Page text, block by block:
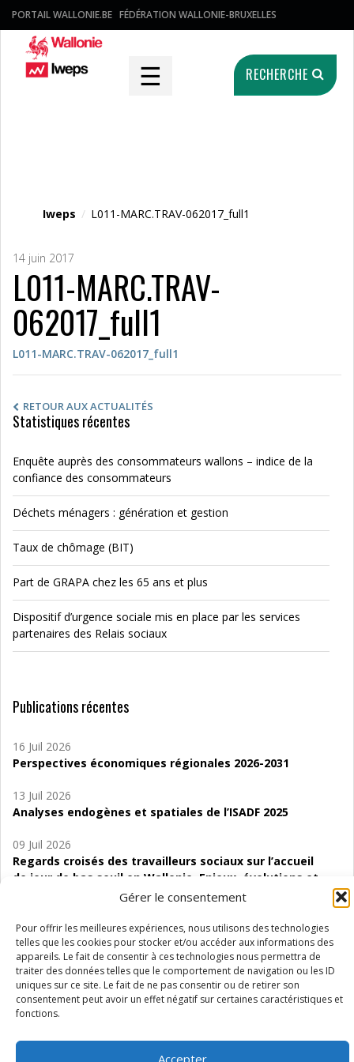
Gérer le consentement
Pour offrir les meilleures expériences, nous utilisons des technologies
telles que les cookies pour stocker et/ou accéder aux informations des
appareils. Le fait de consentir à ces technologies nous permettra de
traiter des données telles que le comportement de navigation ou les ID
uniques sur ce site. Le fait de ne pas consentir ou de retirer son
consentement peut avoir un effet négatif sur certaines caractéristiques et
fonctions.
Accepter
PORTAIL WALLONIE.BE FÉDÉRATION WALLONIE-BRUXELLES
☰ RECHERCHE
Iweps / L011-MARC.TRAV-062017_full1
14 juin 2017
L011-MARC.TRAV-
062017_full1
L011-MARC.TRAV-062017_full1
RETOUR AUX ACTUALITÉS
Statistiques récentes
Enquête auprès des consommateurs wallons – indice de la
confiance des consommateurs
Déchets ménagers : génération et gestion
Taux de chômage (BIT)
Part de GRAPA chez les 65 ans et plus
Dispositif d’urgence sociale mis en place par les services
partenaires des Relais sociaux
Publications récentes
16 Juil 2026
Perspectives économiques régionales 2026-2031
13 Juil 2026
Analyses endogènes et spatiales de l’ISADF 2025
09 Juil 2026
Regards croisés des travailleurs sociaux sur l’accueil
de jour de bas seuil en Wallonie. Enjeux, évolutions et
06 Juil 2026
Étude d’évaluabilité des Structures
d’accompagnement à l’autocréation d’emploi (SAACE)
01 Juil 2026
Pénurie du personnel infirmier :quels indicateurs
Wallonie ?